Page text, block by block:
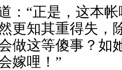
：“正是，这本
更知其重得失，
做这等傻事？如
嫁哩！”